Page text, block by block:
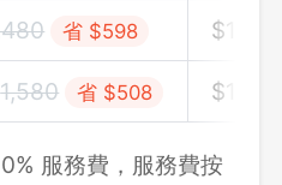
省 $598 $1,131
1,580 省 $508 $1,131
服務費，服務費按